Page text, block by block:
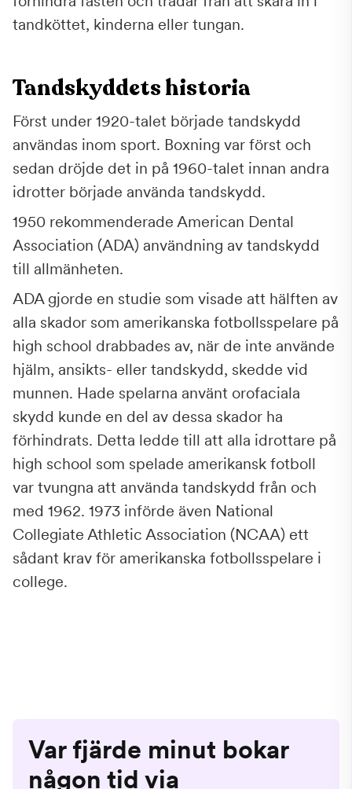
tandköttet, kinderna eller tungan.
Tandskyddets historia
Först under 1920-talet började tandskydd
användas inom sport. Boxning var först och
sedan dröjde det in på 1960-talet innan andra
idrotter började använda tandskydd.
1950 rekommenderade American Dental
Association (ADA) användning av tandskydd
till allmänheten.
ADA gjorde en studie som visade att hälften av
alla skador som amerikanska fotbollsspelare på
high school drabbades av, när de inte använde
hjälm, ansikts- eller tandskydd, skedde vid
munnen. Hade spelarna använt orofaciala
skydd kunde en del av dessa skador ha
förhindrats. Detta ledde till att alla idrottare på
high school som spelade amerikansk fotboll
var tvungna att använda tandskydd från och
med 1962. 1973 införde även National
Collegiate Athletic Association (NCAA) ett
sådant krav för amerikanska fotbollsspelare i
college.
Var fjärde minut bokar
någon tid via